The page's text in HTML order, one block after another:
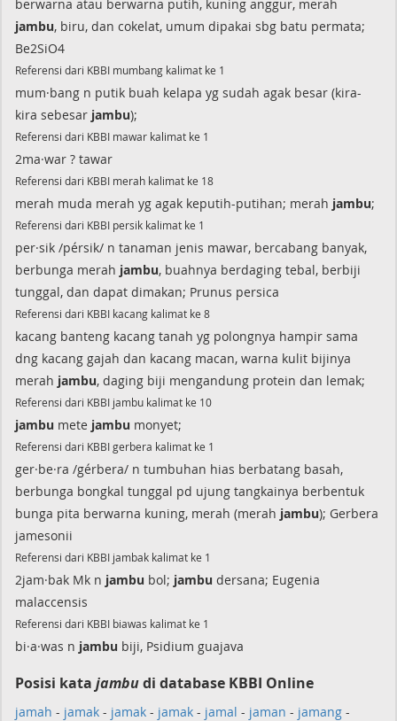
berwarna atau berwarna putih, kuning anggur, merah
jambu, biru, dan cokelat, umum dipakai sbg batu permata;
Be2SiO4
Referensi dari KBBI mumbang kalimat ke 1
mum·bang n putik buah kelapa yg sudah agak besar (kira-
kira sebesar jambu);
Referensi dari KBBI mawar kalimat ke 1
2ma·war ? tawar
Referensi dari KBBI merah kalimat ke 18
merah muda merah yg agak keputih-putihan; merah jambu;
Referensi dari KBBI persik kalimat ke 1
per·sik /pérsik/ n tanaman jenis mawar, bercabang banyak,
berbunga merah jambu, buahnya berdaging tebal, berbiji
tunggal, dan dapat dimakan; Prunus persica
Referensi dari KBBI kacang kalimat ke 8
kacang banteng kacang tanah yg polongnya hampir sama
dng kacang gajah dan kacang macan, warna kulit bijinya
merah jambu, daging biji mengandung protein dan lemak;
Referensi dari KBBI jambu kalimat ke 10
jambu mete jambu monyet;
Referensi dari KBBI gerbera kalimat ke 1
ger·be·ra /gérbera/ n tumbuhan hias berbatang basah,
berbunga bongkal tunggal pd ujung tangkainya berbentuk
bunga pita berwarna kuning, merah (merah jambu); Gerbera
jamesonii
Referensi dari KBBI jambak kalimat ke 1
2jam·bak Mk n jambu bol; jambu dersana; Eugenia
malaccensis
Referensi dari KBBI biawas kalimat ke 1
bi·a·was n jambu biji, Psidium guajava
Posisi kata jambudi database KBBI Online
jamah - jamak - jamak - jamak - jamal - jaman - jamang -